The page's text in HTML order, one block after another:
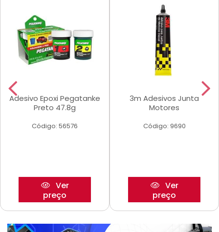
Adesivo Epoxi Pegatanke
Preto 47.8g
Código: 56576
Ver
preço
3m Adesivos Junta
Motores
Código: 9690
Ver
preço